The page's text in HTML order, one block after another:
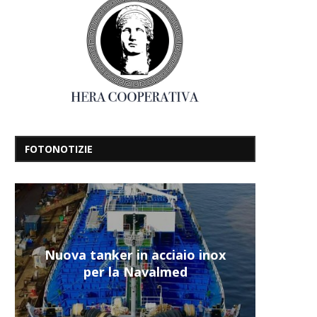
FOTONOTIZIE
Nuova tanker in acciaio inox
per la Navalmed